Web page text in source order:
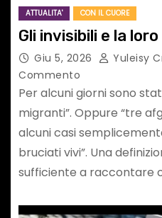
ATTUALITA' CON IL CUORE
Gli invisibili e la
Giu 5, 2026 Yuleisy
Commento
Per alcuni giorni sono
migranti”. Oppure “tre
alcuni casi
bruciati vivi”. Una
sufficiente a raccontare